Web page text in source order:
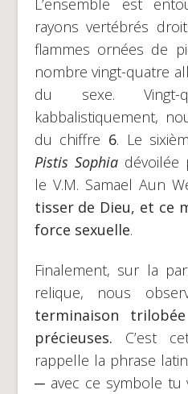
L’ensemble est
rayons vertébrés
flammes ornées de
nombre vingt-quatre
du sexe. Vingt-
kabbalistiquement,
du chiffre 6. Le
Pistis Sophiadévoilée
le V.M. Samael Aun
tisser de Dieu, et ce
force sexuelle.
Finalement, sur la
relique, nous
terminaison
précieuses. C’est
rappelle la phrase
─ avec ce symbole tu